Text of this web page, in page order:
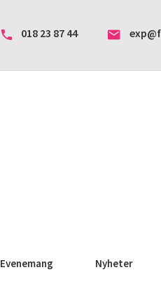
018 23 87 44
Evenemang Nyheter